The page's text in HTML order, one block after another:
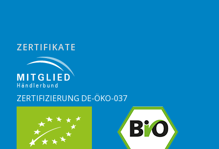
ZERTIFIKATE
ZERTIFIZIERUNG DE-ÖKO-037